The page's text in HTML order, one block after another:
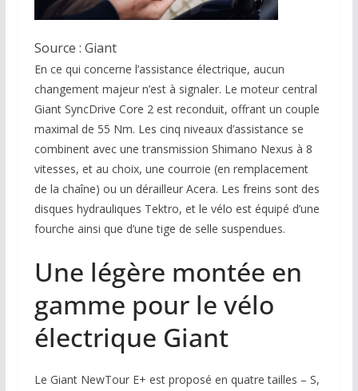
Source : Giant
En ce qui concerne l’assistance électrique, aucun
changement majeur n’est à signaler. Le moteur central
Giant SyncDrive Core 2 est reconduit, offrant un couple
maximal de 55 Nm. Les cinq niveaux d’assistance se
combinent avec une transmission Shimano Nexus à 8
vitesses, et au choix, une courroie (en remplacement
de la chaîne) ou un dérailleur Acera. Les freins sont des
disques hydrauliques Tektro, et le vélo est équipé d’une
fourche ainsi que d’une tige de selle suspendues.
Une légère montée en
gamme pour le vélo
électrique Giant
Le Giant NewTour E+ est proposé en quatre tailles – S,